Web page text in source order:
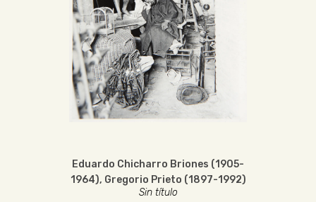
Eduardo Chicharro Briones (1905-
1964), Gregorio Prieto (1897-1992)
Sin título